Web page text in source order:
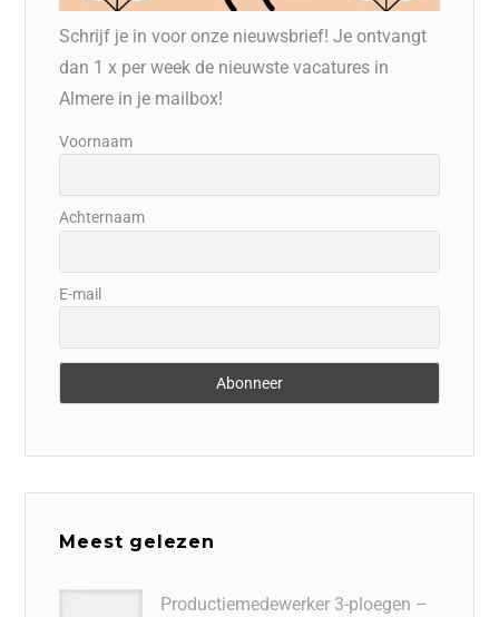
Schrijf je in voor onze nieuwsbrief! Je ontvangt
dan 1 x per week de nieuwste vacatures in
Almere in je mailbox!
Voornaam
Achternaam
E-mail
Meest gelezen
Productiemedewerker 3-ploegen –